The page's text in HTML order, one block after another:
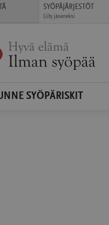
SYÖPÄRISKIT
SYÖPÄJÄRJESTÖT
Liity jäseneksi
ikkunassa)